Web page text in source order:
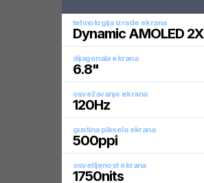
tehnologija izrade ekrana
Dynamic AMOLED 2X
dijagonala ekrana
6.8"
osvežavanje ekrana
120Hz
gustina piksela ekrana
500ppi
osvetljenost ekrana
1750nits